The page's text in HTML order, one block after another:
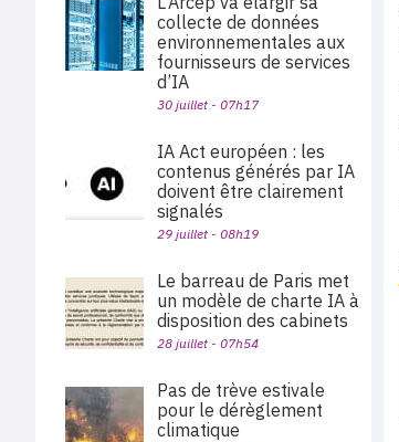
collecte de données
environnementales aux
fournisseurs de services
d’IA
30 juillet - 07h17
IA Act européen : les
contenus générés par IA
doivent être clairement
signalés
29 juillet - 08h19
Le barreau de Paris met
un modèle de charte IA à
disposition des cabinets
28 juillet - 07h54
Pas de trève estivale
pour le dérèglement
climatique